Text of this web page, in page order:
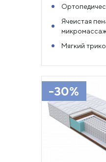
Ячеистая
Мягкий
-30%